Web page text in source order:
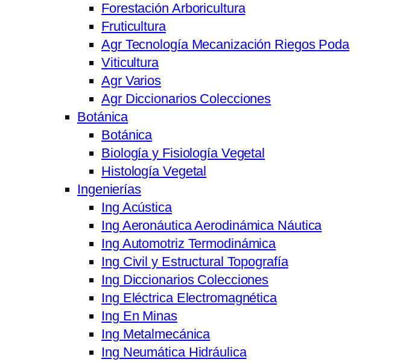
Forestación Arboricultura
Fruticultura
Agr Tecnología Mecanización Riegos Poda
Viticultura
Agr Varios
Agr Diccionarios Colecciones
Botánica
Botánica
Biología y Fisiología Vegetal
Histología Vegetal
Ingenierías
Ing Acústica
Ing Aeronáutica Aerodinámica Náutica
Ing Automotriz Termodinámica
Ing Civil y Estructural Topografía
Ing Diccionarios Colecciones
Ing Eléctrica Electromagnética
Ing En Minas
Ing Metalmecánica
Ing Neumática Hidráulica